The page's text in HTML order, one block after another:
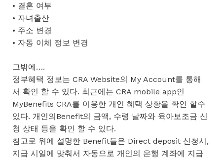
• 결혼 여부
• 자녀출산
• 주소 변경
• 자동 이체 정보 변경
그밖에….
정부혜택 정보는 CRA Website의 My Account를 통해
서 확인 할 수 있다. 최근에는 CRA mobile app인
MyBenefits CRA를 이용한 개인 혜택 상황을 확인 할수
있다. 개인의Benefit의 금액, 수령 날짜와 육아보조금 신
청 상태 등을 확인 할 수 있다.
참고로 위에 설명한 Benefit들은 Direct deposit 신청시,
지급 시일에 맞춰서 자동으로 개인의 은행 계좌에 지급